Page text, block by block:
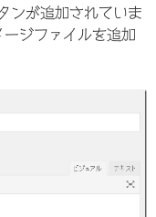
が追加されていま
ジファイルを追加